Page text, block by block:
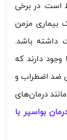
است. در برخی
مزمن
داشته باشد.
دارند که
ضد اضطراب و
درمان‌های
بواسیر با